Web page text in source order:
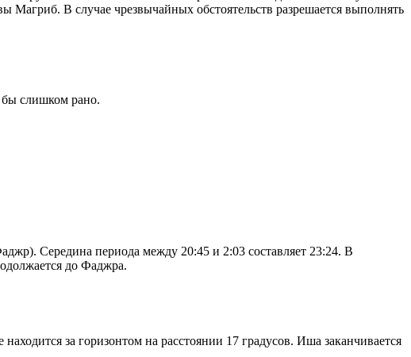
Магриб. В случае чрезвычайных обстоятельств разрешается выполнять
бы слишком рано.
Середина периода между 20:45 и 2:03 составляет 23:24. В
до Фаджра.
за горизонтом на расстоянии 17 градусов. Иша заканчивается